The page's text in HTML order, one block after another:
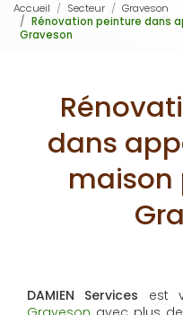
Accueil Secteur
Graveson
Rénovation peinture dans
Graveson
dans
maison
DAMIEN Services est